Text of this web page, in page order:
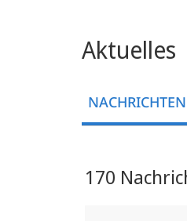
Aktuelles
NACHRICHTEN
170